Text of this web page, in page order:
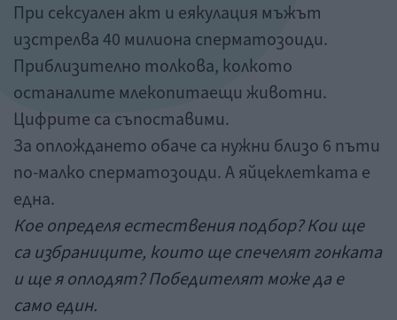
При сексуален акт и еякулация мъжът
изстрелва 40 милиона сперматозоиди.
Приблизително толкова, колкото
останалите млекопитаещи животни.
Цифрите са съпоставими.
За оплождането обаче са нужни близо 6 пъти
по-малко сперматозоиди. А яйцеклетката е
една.
Кое определя естествения подбор? Кои ще
са избраниците, които ще спечелят гонката
и ще я оплодят? Победителят може да е
само един.